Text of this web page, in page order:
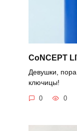
CoNCEPT
Девушки,
ключицы!
0 0